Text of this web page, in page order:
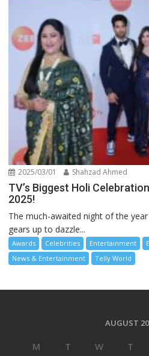
2025/03/01 Shahzad Ahmed
TV’s Biggest Holi
2025!
The much-awaited night of the
gears up to dazzle...
Awards Celebrities Entertainment
News & Entertainment
Telly World
AUGUST
M T W T